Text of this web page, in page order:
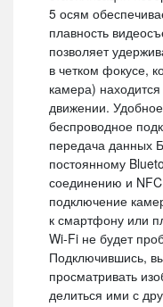
5 осям
плавность
позволяет
в четком фокусе,
камера) находится
движении. Удобное
беспроводное
передача данных
постоянному
соединению и NFC
подключение
к смартфону или
Wi-Fi не будет
Подключившись,
просматривать
делиться ими с